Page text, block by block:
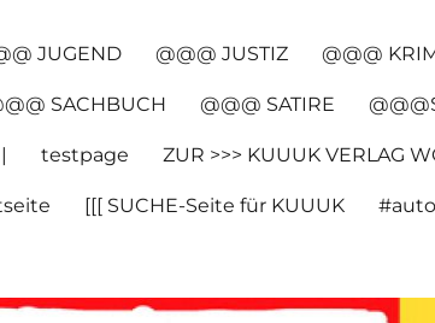
JUGEND @@@ JUSTIZ @@@
SACHBUCH @@@ SATIRE
testpage ZUR >>> KUUUK VERLAG
[[[ SUCHE-Seite für KUUUK